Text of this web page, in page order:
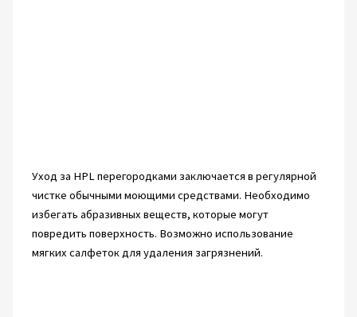
Уход за HPL перегородками заключается в регулярной
чистке обычными моющими средствами. Необходимо
избегать абразивных веществ, которые могут
повредить поверхность. Возможно использование
мягких салфеток для удаления загрязнений.